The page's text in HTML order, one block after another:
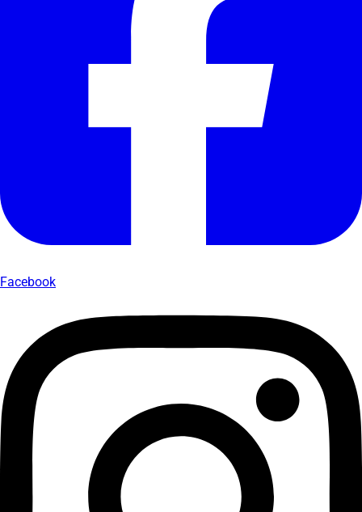
Facebook